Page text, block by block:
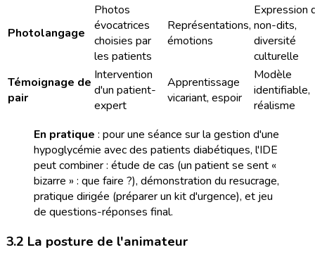
Photolangage
Photos
évocatrices
choisies par
les patients
Représentations,
émotions
Expression
non-dits,
diversité
culturelle
Témoignage de
pair
Intervention
d'un patient-
expert
Apprentissage
vicariant, espoir
Modèle
identifiable,
réalisme
En pratique : pour une séance sur la gestion d'une
hypoglycémie avec des patients diabétiques, l'IDE
peut combiner : étude de cas (un patient se sent «
bizarre » : que faire ?), démonstration du resucrage,
pratique dirigée (préparer un kit d'urgence), et jeu
de questions-réponses final.
3.2 La posture de l'animateur